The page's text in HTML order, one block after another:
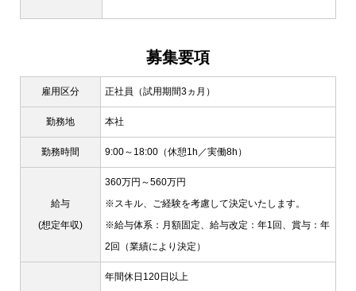
募集要項
雇用区分 正社員（試用期間3ヵ月）
勤務地 本社
勤務時間 9:00～18:00（休憩1h／実働8h）
給与
(想定年収)
360万円～560万円
※スキル、ご経験を考慮して決定いたします。
※給与体系：月額固定、給与改定：年1回、賞与：年
2回（業績により決定）
年間休日120日以上